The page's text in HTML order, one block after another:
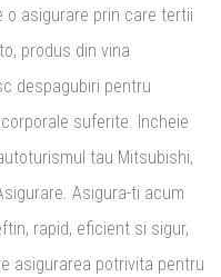
o asigurare prin care tertii
produs din vina
despagubiri pentru
suferite. Incheie
tau Mitsubishi,
Asigura-ti acum
rapid, eficient si sigur,
asigurarea potrivita pentru